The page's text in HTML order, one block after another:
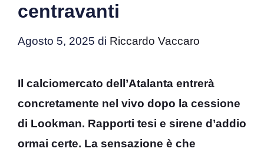
centravanti
Agosto 5, 2025 di Riccardo Vaccaro
Il calciomercato dell’Atalanta entrerà
concretamente nel vivo dopo la cessione
di Lookman. Rapporti tesi e sirene d’addio
ormai certe. La sensazione è che